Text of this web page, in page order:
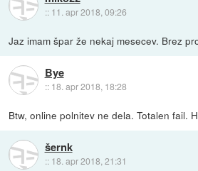
:: 11. apr 2018, 09:26
Jaz imam špar že nekaj mesecev. Brez
Bye
:: 18. apr 2018, 18:28
Btw, online polnitev ne dela. Totalen fail.
šernk
:: 18. apr 2018, 21:31